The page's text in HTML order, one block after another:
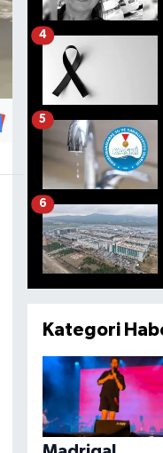
4
5
6
Kategori